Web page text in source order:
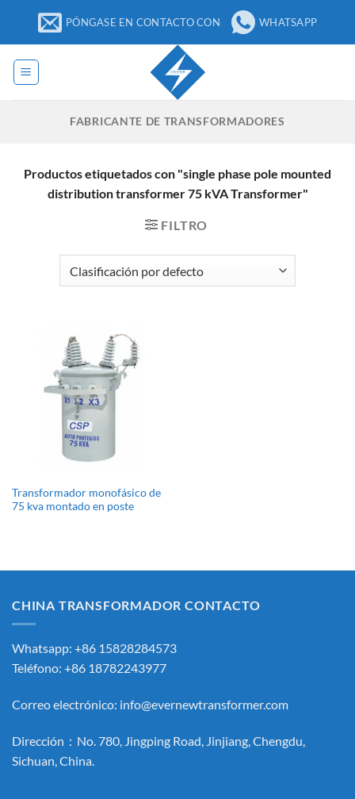
contenido
PÓNGASE EN CONTACTO CON WHATSAPP
FABRICANTE DE TRANSFORMADORES
Productos etiquetados con "single phase pole mounted
distribution transformer 75 kVA Transformer"
FILTRO
Transformador monofásico de
75 kva montado en poste
CHINA TRANSFORMADOR CONTACTO
Whatsapp: +86 15828284573
Teléfono: +86 18782243977
Correo electrónico: info@evernewtransformer.com
Dirección：No. 780, Jingping Road, Jinjiang, Chengdu,
Sichuan, China.